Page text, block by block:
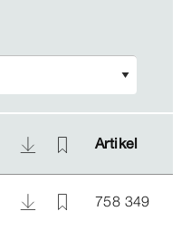
Artikel
Artikel
758 349